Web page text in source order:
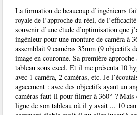
La formation de beaucoup d’ingénieurs
royale de l’approche du réel, de
souvenir d’une étude d’optimisation que
ingénieur pour une monture de caméra à
assemblait 9 caméras 35mm (9 objectifs
image en couronne. Sa première
tableau sous excel. Et il me présenta 10
avec 1 caméra, 2 caméras, etc. Je
agacement : avec des objectifs ayant un
caméras faut-il pour filmer à 360° ? Mais
ligne de son tableau où il y avait ... 10